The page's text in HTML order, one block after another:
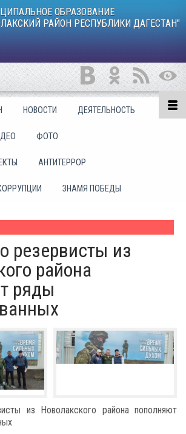
ОБРАЗОВАНИЕ
РАЙОН РЕСПУБЛИКИ ДАГЕСТАН"
НОВОСТИ ДЕЯТЕЛЬНОСТЬ
ФОТО
АНТИТЕРРОР
ЗНАМЯ ПОБЕДЫ
резервисты из
района
ряды
из Новолакского района пополняют